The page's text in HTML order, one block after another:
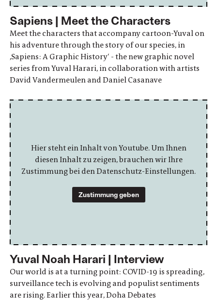
Sapiens | Meet the Characters
Meet the characters that accompany cartoon-Yuval on
his adventure through the story of our species, in
,Sapiens: A Graphic History‘ - the new graphic novel
series from Yuval Harari, in collaboration with artists
David Vandermeulen and Daniel Casanave
Hier steht ein Inhalt von Youtube. Um Ihnen
diesen Inhalt zu zeigen, brauchen wir Ihre
Zustimmung bei den Datenschutz-Einstellungen.
Zustimmung geben
Yuval Noah Harari | Interview
Our world is at a turning point: COVID-19 is spreading,
surveillance tech is evolving and populist sentiments
are rising. Earlier this year, Doha Debates